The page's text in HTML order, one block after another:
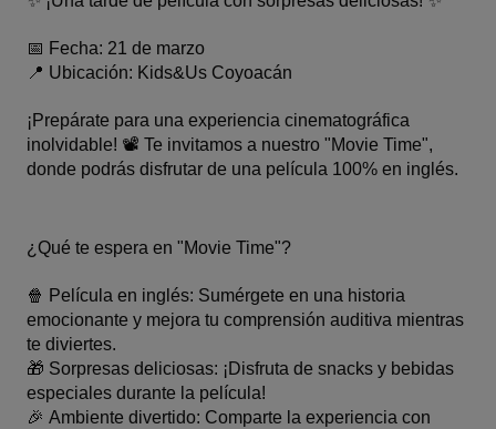
📅 Fecha: 21 de marzo
📍 Ubicación: Kids&Us Coyoacán
¡Prepárate para una experiencia cinematográfica
inolvidable! 📽️ Te invitamos a nuestro "Movie Time",
donde podrás disfrutar de una película 100% en inglés.
¿Qué te espera en "Movie Time"?
🍿 Película en inglés: Sumérgete en una historia
emocionante y mejora tu comprensión auditiva mientras
te diviertes.
🎁 Sorpresas deliciosas: ¡Disfruta de snacks y bebidas
especiales durante la película!
🎉 Ambiente divertido: Comparte la experiencia con